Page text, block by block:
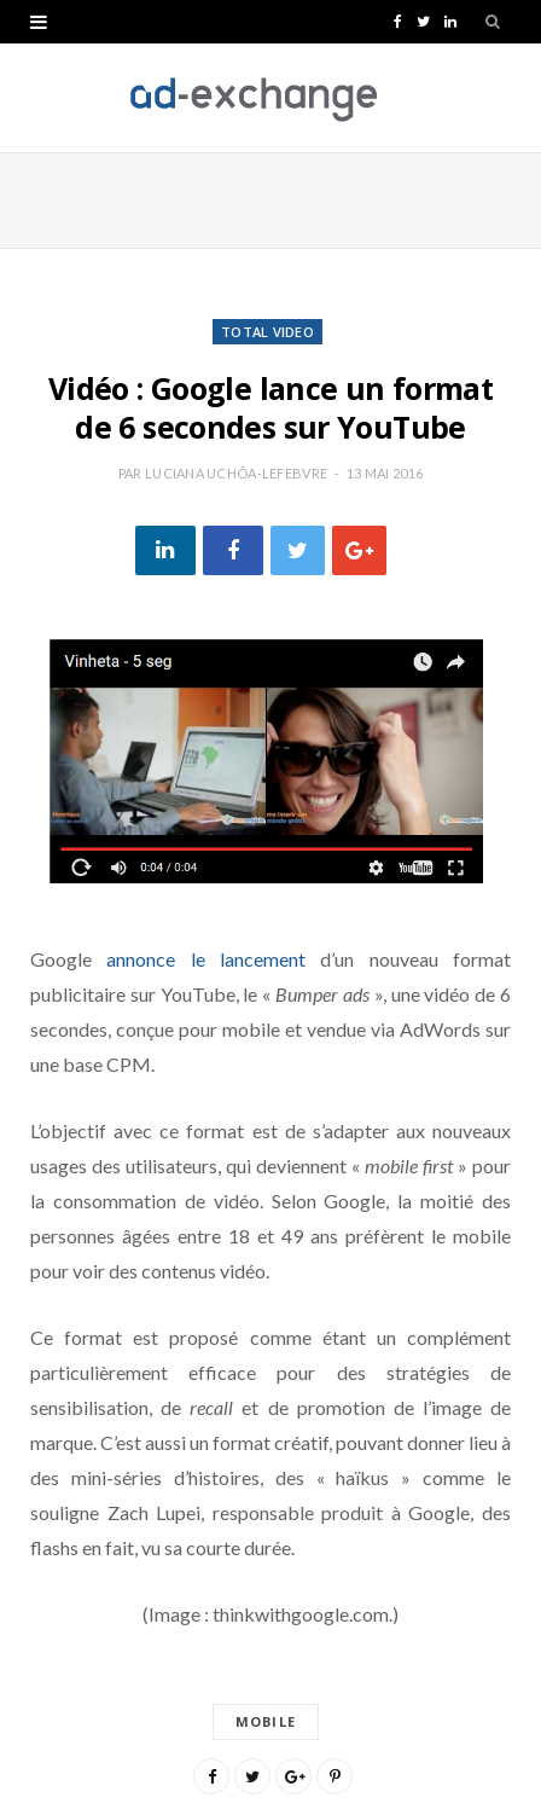
e
T
t
L
k
TOTAL VIDEO
Vidéo : Google lance un format
de 6 secondes sur YouTube
PAR LUCIANA UCHÔA-LEFEBVRE 13 MAI 2016
Googleannonce le lancement d’un nouveau format
publicitaire sur YouTube, le « Bumper ads», une vidéo de 6
secondes, conçue pour mobile et vendue via AdWords sur
une base CPM.
L’objectif avec ce format est de s’adapter aux nouveaux
usages des utilisateurs, qui deviennent « mobile first» pour
la consommation de vidéo. Selon Google, la moitié des
personnes âgées entre 18 et 49 ans préfèrent le mobile
pour voir des contenus vidéo.
Ce format est proposé comme étant un complément
particulièrement efficace pour des stratégies de
sensibilisation, de recall et de promotion de l’image de
marque. C’est aussi un format créatif, pouvant donner lieu à
des mini-séries d’histoires, des « haïkus » comme le
souligne Zach Lupei, responsable produit à Google, des
flashs en fait, vu sa courte durée.
(Image : thinkwithgoogle.com.)
MOBILE